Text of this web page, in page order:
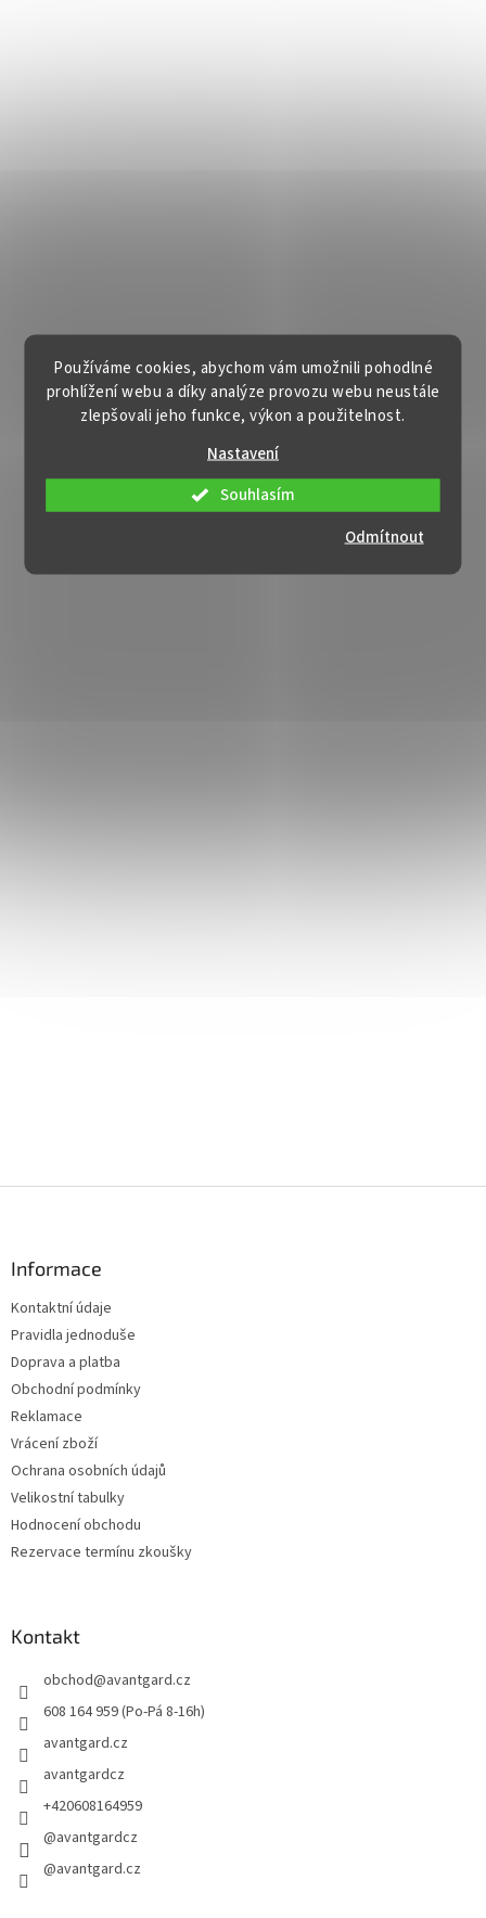
Používáme cookies, abychom vám umožnili pohodlné
prohlížení webu a díky analýze provozu webu neustále
zlepšovali jeho funkce, výkon a použitelnost.
Nastavení
Odmítnout
Souhlasím
Informace
Kontaktní údaje
Pravidla jednoduše
Doprava a platba
Obchodní podmínky
Reklamace
Vrácení zboží
Ochrana osobních údajů
Velikostní tabulky
Hodnocení obchodu
Rezervace termínu zkoušky
Kontakt
obchod@avantgard.cz
608 164 959 (Po-Pá 8-16h)
avantgard.cz
avantgardcz
+420608164959
@avantgardcz
@avantgard.cz